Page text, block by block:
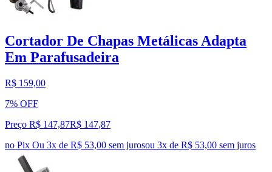
Cortador De Chapas Metálicas Adapta
Em Parafusadeira
R$ 159,00
7% OFF
Preço R$ 147,87R$ 147,87
no Pix Ou 3x de R$ 53,00 sem jurosou 3x de R$ 53,00 sem juros